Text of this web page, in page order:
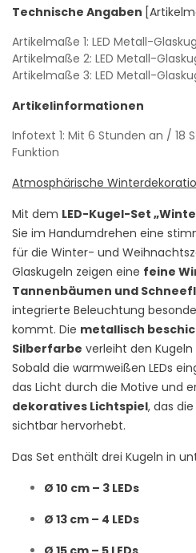
Technische Angaben
Artikelmaße 1: LED Metall-
Artikelmaße 2: LED Metall-
Artikelmaße 3: LED Metall-
Artikelinformationen
Infotext 1: Mit 6 Stunden an / 18
Funktion
Atmosphärische
Mit dem LED-Kugel-Set
Sie im Handumdrehen eine
für die Winter- und
Glaskugeln zeigen eine feine
Tannenbäumen und
integrierte Beleuchtung
kommt. Die metallisch
Silberfarbe verleiht den
Sobald die warmweißen LEDs
das Licht durch die Motive und
dekoratives Lichtspiel, das
sichtbar hervorhebt.
Das Set enthält drei Kugeln in
Ø 10 cm – 3 LEDs
Ø 13 cm – 4 LEDs